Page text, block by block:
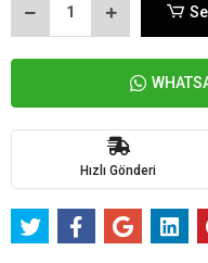
Hızlı Gönderi